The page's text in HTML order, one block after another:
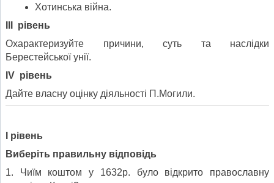
Хотинська війна.
ІІІ рівень
Охарактеризуйте причини, суть та наслідки
Берестейської унії.
V рівень
Дайте власну оцінку діяльності П.Могили.
І рівень
Виберіть правильну відповідь
1. Чиїм коштом у 1632р. було відкрито православну